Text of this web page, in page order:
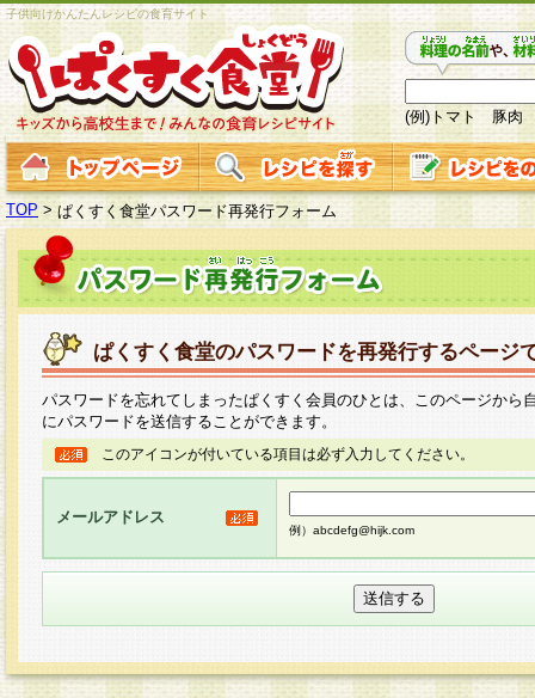
子供向けかんたんレシピの食育サイト
(例)トマト 豚肉
TOP > ぱくすく食堂パスワード再発行フォーム
ぱくすく食堂のパスワードを再発行するページ
パスワードを忘れてしまったぱくすく会員のひとは、このページから
にパスワードを送信することができます。
このアイコンが付いている項目は必ず入力してください。
メールアドレス
例）abcdefg@hijk.com